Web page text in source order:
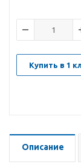
Купить в 1
Описание